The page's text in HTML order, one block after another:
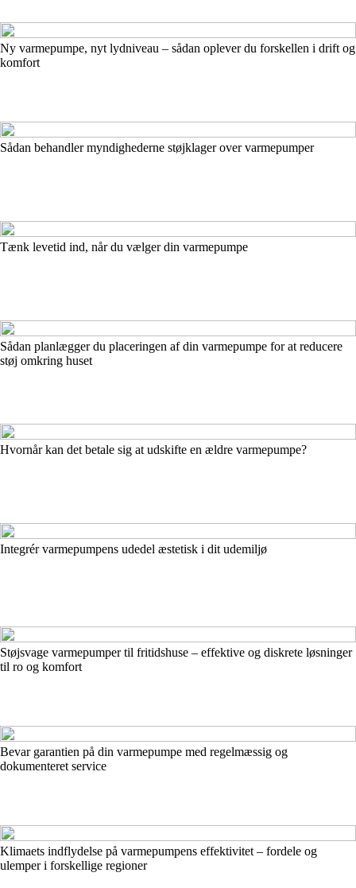
Ny varmepumpe, nyt lydniveau – sådan oplever du forskellen i drift og
komfort
Sådan behandler myndighederne støjklager over varmepumper
Tænk levetid ind, når du vælger din varmepumpe
Sådan planlægger du placeringen af din varmepumpe for at reducere
støj omkring huset
Hvornår kan det betale sig at udskifte en ældre varmepumpe?
Integrér varmepumpens udedel æstetisk i dit udemiljø
Støjsvage varmepumper til fritidshuse – effektive og diskrete løsninger
til ro og komfort
Bevar garantien på din varmepumpe med regelmæssig og
dokumenteret service
Klimaets indflydelse på varmepumpens effektivitet – fordele og
ulemper i forskellige regioner